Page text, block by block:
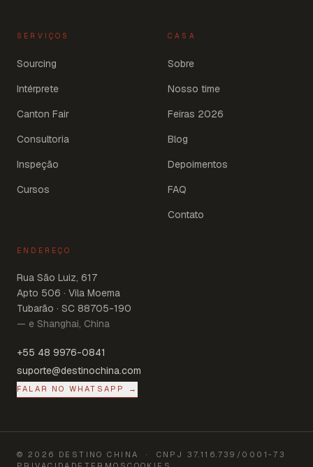
SERVIÇOS
Sourcing
Intérprete
Canton Fair
Consultoria
Inspeção
Cursos
CASA
Sobre
Nosso time
Feiras 2026
Blog
Depoimentos
FAQ
Contato
ENDEREÇO
Rua São Luiz, 617
Apto 506 · Vila Moema
Tubarão · SC 88705-190
— e Shanghai, China
+55 48 9976-0841
suporte@destinochina.com
FALAR NO WHATSAPP →
© 2026 DESTINO CHINA · CNPJ 37.116.739/0001-73